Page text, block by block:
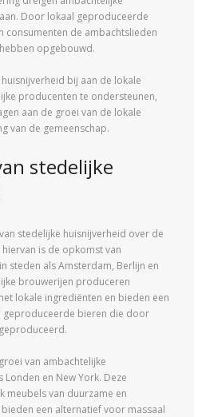
Door lokaal geproduceerde
consumenten de ambachtslieden
opgebouwd.
bij aan de lokale
producenten te ondersteunen,
aan de groei van de lokale
van de gemeenschap.
stedelijke
stedelijke huisnijverheid over de
is de opkomst van
steden als Amsterdam, Berlijn en
brouwerijen produceren
lokale ingrediënten en bieden een
geproduceerde bieren die door
van ambachtelijke
en New York. Deze
meubels van duurzame en
een alternatief voor massaal